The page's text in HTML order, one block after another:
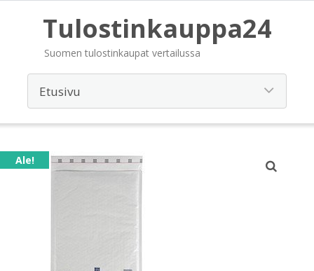
Tulostinkauppa24
Suomen tulostinkaupat vertailussa
Ale!